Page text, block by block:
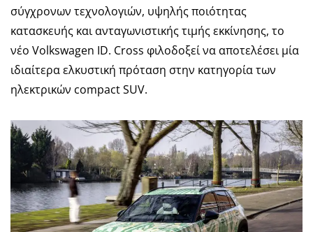
σύγχρονων τεχνολογιών, υψηλής ποιότητας
κατασκευής και ανταγωνιστικής τιμής εκκίνησης, το
νέο Volkswagen ID. Cross φιλοδοξεί να αποτελέσει μία
ιδιαίτερα ελκυστική πρόταση στην κατηγορία των
ηλεκτρικών compact SUV.